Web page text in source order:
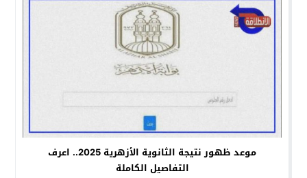
موعد ظهور نتيجة الثانوية الأزهرية 2025.. اعرف
التفاصيل الكاملة